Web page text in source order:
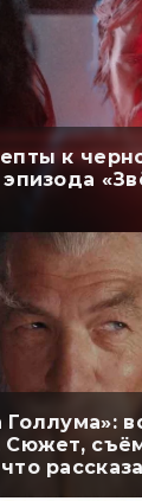
к
эпизода
Голлума»:
Сюжет,